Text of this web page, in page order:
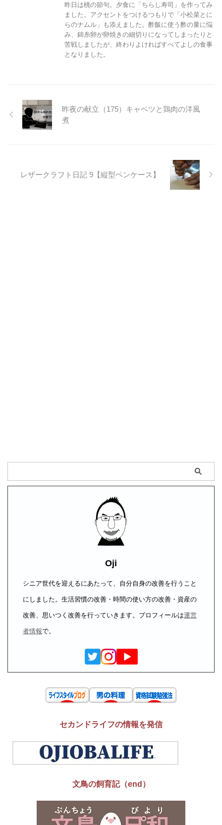
昨日は桃の節句。夕食に「ちらし寿司」を作ってみ
ました。アクセントをつけるつもりで「小松菜とに
らのナムル」も添えました。酢飯に使う酢の量に悩
み、錦糸卵が卵焼きの細切りになってしまったりと
苦戦しましたが、終わりよければすべてよしの食事
となりました。
昨夜の献立（175）キャベツと鶏肉の洋風
煮
レザークラフト日記 9【縦型ペンケース】
Oji
シニア世代を迎えるにあたって、自分自身の改善を行うこと
にしました。生活習慣の改善・時間の使い方の改善・資産の
改善、思いつく改善を行っていきます。プロフィールは運営
者情報で。
セカンドライフの情報を発信
文鳥の飼育記（end）